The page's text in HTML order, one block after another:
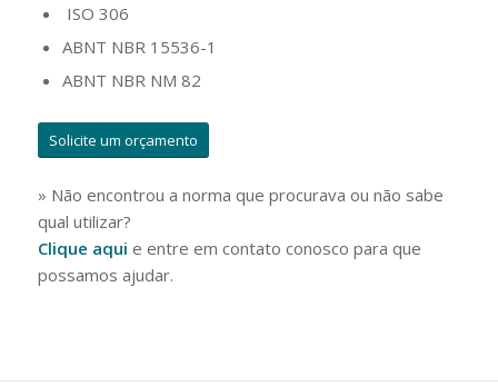
ISO 306
ABNT NBR 15536-1
ABNT NBR NM 82
Solicite um orçamento
» Não encontrou a norma que procurava ou não sabe
qual utilizar?
Clique aqui e entre em contato conosco para que
possamos ajudar.